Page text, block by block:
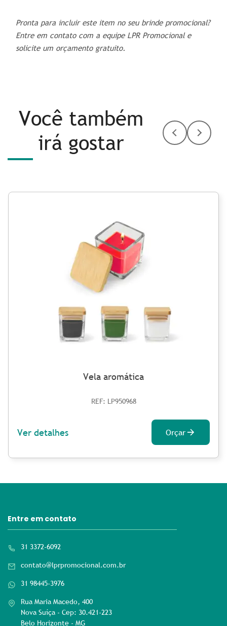
Pronta para incluir este item no seu brinde promocional?
Entre em contato com a equipe LPR Promocional e
solicite um orçamento gratuito.
Você também
irá gostar
Vela aromática
REF: LP950968
Ver detalhes Orçar
Entre em contato
31 3372-6092
contato@lprpromocional.com.br
31 98445-3976
Rua Maria Macedo, 400
Nova Suíça - Cep: 30.421-223
Belo Horizonte - MG